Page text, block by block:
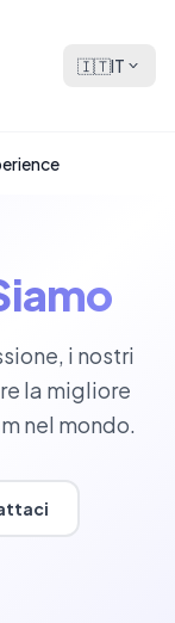
🇮🇹IT
i nostri
la migliore
nel mondo.